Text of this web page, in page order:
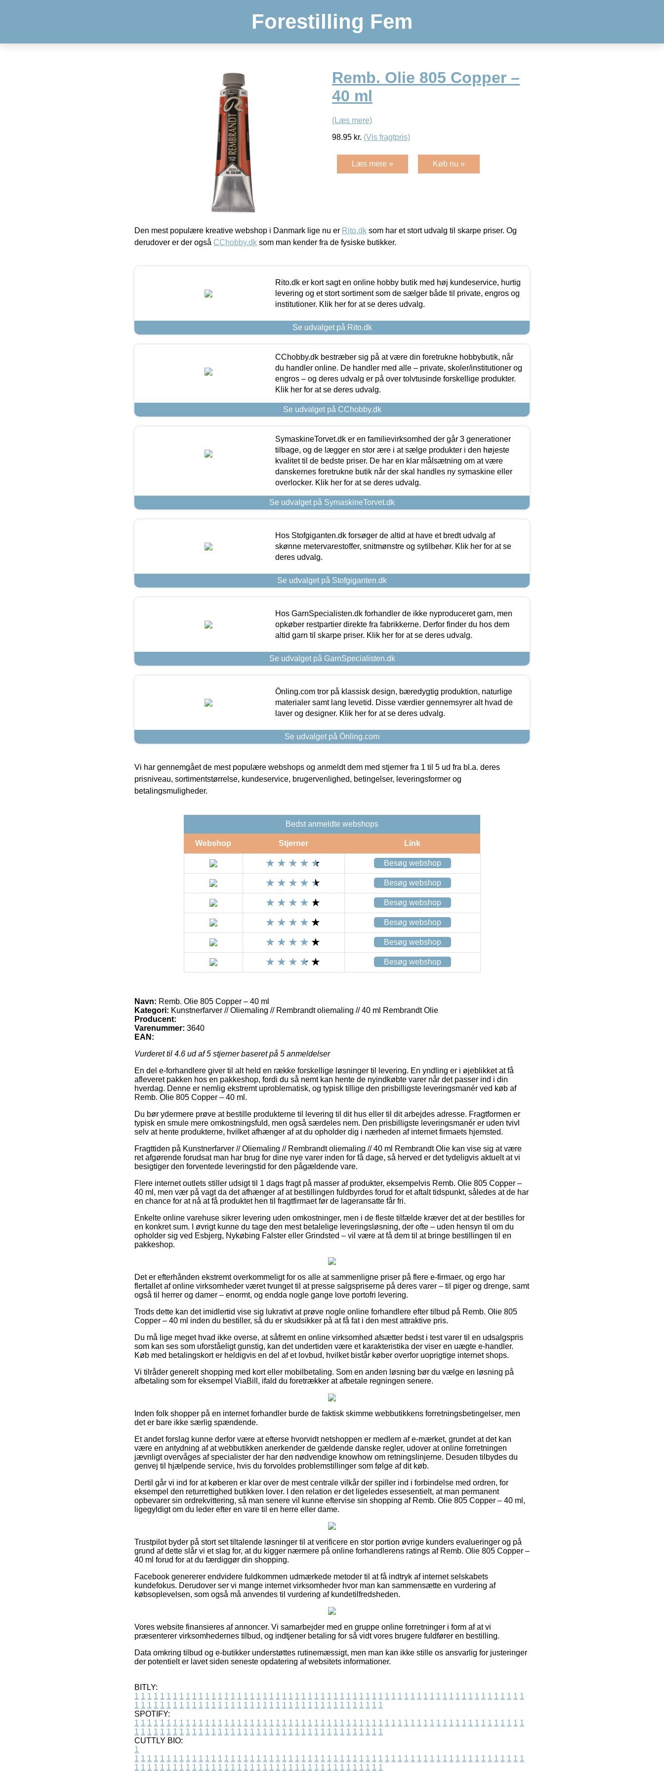
Forestilling Fem
Remb. Olie 805 Copper –
40 ml
(Læs mere)
98.95 kr. (Vis fragtpris)
Læs mere » Køb nu »
Den mest populære kreative webshop i Danmark lige nu er Rito.dk som har et stort udvalg til skarpe priser. Og
derudover er der også CChobby.dk som man kender fra de fysiske butikker.
Rito.dk er kort sagt en online hobby butik med høj kundeservice, hurtig
levering og et stort sortiment som de sælger både til private, engros og
institutioner. Klik her for at se deres udvalg.
Se udvalget på Rito.dk
CChobby.dk bestræber sig på at være din foretrukne hobbybutik, når
du handler online. De handler med alle – private, skoler/institutioner og
engros – og deres udvalg er på over tolvtusinde forskellige produkter.
Klik her for at se deres udvalg.
Se udvalget på CChobby.dk
SymaskineTorvet.dk er en familievirksomhed der går 3 generationer
tilbage, og de lægger en stor ære i at sælge produkter i den højeste
kvalitet til de bedste priser. De har en klar målsætning om at være
danskernes foretrukne butik når der skal handles ny symaskine eller
overlocker. Klik her for at se deres udvalg.
Se udvalget på SymaskineTorvet.dk
Hos Stofgiganten.dk forsøger de altid at have et bredt udvalg af
skønne metervarestoffer, snitmønstre og sytilbehør. Klik her for at se
deres udvalg.
Se udvalget på Stofgiganten.dk
Hos GarnSpecialisten.dk forhandler de ikke nyproduceret garn, men
opkøber restpartier direkte fra fabrikkerne. Derfor finder du hos dem
altid garn til skarpe priser. Klik her for at se deres udvalg.
Se udvalget på GarnSpecialisten.dk
Önling.com tror på klassisk design, bæredygtig produktion, naturlige
materialer samt lang levetid. Disse værdier gennemsyrer alt hvad de
laver og designer. Klik her for at se deres udvalg.
Se udvalget på Önling.com
Vi har gennemgået de mest populære webshops og anmeldt dem med stjerner fra 1 til 5 ud fra bl.a. deres
prisniveau, sortimentstørrelse, kundeservice, brugervenlighed, betingelser, leveringsformer og
betalingsmuligheder.
Bedst anmeldte webshops
Webshop Stjerner Link
Besøg webshop
Besøg webshop
Besøg webshop
Besøg webshop
Besøg webshop
Besøg webshop
Navn: Remb. Olie 805 Copper – 40 ml
Kategori: Kunstnerfarver // Oliemaling // Rembrandt oliemaling // 40 ml Rembrandt Olie
Producent:
Varenummer: 3640
EAN:
Vurderet til 4.6 ud af 5 stjerner baseret på 5 anmeldelser
En del e-forhandlere giver til alt held en række forskellige løsninger til levering. En yndling er i øjeblikket at få
afleveret pakken hos en pakkeshop, fordi du så nemt kan hente de nyindkøbte varer når det passer ind i din
hverdag. Denne er nemlig ekstremt uproblematisk, og typisk tillige den prisbilligste leveringsmanér ved køb af
Remb. Olie 805 Copper – 40 ml.
Du bør ydermere prøve at bestille produkterne til levering til dit hus eller til dit arbejdes adresse. Fragtformen er
typisk en smule mere omkostningsfuld, men også særdeles nem. Den prisbilligste leveringsmanér er uden tvivl
selv at hente produkterne, hvilket afhænger af at du opholder dig i nærheden af internet firmaets hjemsted.
Fragttiden på Kunstnerfarver // Oliemaling // Rembrandt oliemaling // 40 ml Rembrandt Olie kan vise sig at være
ret afgørende forudsat man har brug for dine nye varer inden for få dage, så herved er det tydeligvis aktuelt at vi
besigtiger den forventede leveringstid for den pågældende vare.
Flere internet outlets stiller udsigt til 1 dags fragt på masser af produkter, eksempelvis Remb. Olie 805 Copper –
40 ml, men vær på vagt da det afhænger af at bestillingen fuldbyrdes forud for et aftalt tidspunkt, således at de har
en chance for at nå at få produktet hen til fragtfirmaet før de lageransatte får fri.
Enkelte online varehuse sikrer levering uden omkostninger, men i de fleste tilfælde kræver det at der bestilles for
en konkret sum. I øvrigt kunne du tage den mest betalelige leveringsløsning, der ofte – uden hensyn til om du
opholder sig ved Esbjerg, Nykøbing Falster eller Grindsted – vil være at få dem til at bringe bestillingen til en
pakkeshop.
Det er efterhånden ekstremt overkommeligt for os alle at sammenligne priser på flere e-firmaer, og ergo har
flertallet af online virksomheder været tvunget til at presse salgspriserne på deres varer – til piger og drenge, samt
også til herrer og damer – enormt, og endda nogle gange love portofri levering.
Trods dette kan det imidlertid vise sig lukrativt at prøve nogle online forhandlere efter tilbud på Remb. Olie 805
Copper – 40 ml inden du bestiller, så du er skudsikker på at få fat i den mest attraktive pris.
Du må lige meget hvad ikke overse, at såfremt en online virksomhed afsætter bedst i test varer til en udsalgspris
som kan ses som uforståeligt gunstig, kan det undertiden være et karakteristika der viser en uægte e-handler.
Køb med betalingskort er heldigvis en del af et lovbud, hvilket bistår køber overfor uoprigtige internet shops.
Vi tilråder generelt shopping med kort eller mobilbetaling. Som en anden løsning bør du vælge en løsning på
afbetaling som for eksempel ViaBill, ifald du foretrækker at afbetale regningen senere.
Inden folk shopper på en internet forhandler burde de faktisk skimme webbutikkens forretningsbetingelser, men
det er bare ikke særlig spændende.
Et andet forslag kunne derfor være at efterse hvorvidt netshoppen er medlem af e-mærket, grundet at det kan
være en antydning af at webbutikken anerkender de gældende danske regler, udover at online forretningen
jævnligt overvåges af specialister der har den nødvendige knowhow om retningslinjerne. Desuden tilbydes du
genvej til hjælpende service, hvis du forvoldes problemstillinger som følge af dit køb.
Dertil går vi ind for at køberen er klar over de mest centrale vilkår der spiller ind i forbindelse med ordren, for
eksempel den returrettighed butikken lover. I den relation er det ligeledes essesentielt, at man permanent
opbevarer sin ordrekvittering, så man senere vil kunne eftervise sin shopping af Remb. Olie 805 Copper – 40 ml,
ligegyldigt om du leder efter en vare til en herre eller dame.
Trustpilot byder på stort set tiltalende løsninger til at verificere en stor portion øvrige kunders evalueringer og på
grund af dette slår vi et slag for, at du kigger nærmere på online forhandlerens ratings af Remb. Olie 805 Copper –
40 ml forud for at du færdiggør din shopping.
Facebook genererer endvidere fuldkommen udmærkede metoder til at få indtryk af internet selskabets
kundefokus. Derudover ser vi mange internet virksomheder hvor man kan sammensætte en vurdering af
købsoplevelsen, som også må anvendes til vurdering af kundetilfredsheden.
Vores website finansieres af annoncer. Vi samarbejder med en gruppe online forretninger i form af at vi
præsenterer virksomhedernes tilbud, og indtjener betaling for så vidt vores brugere fuldfører en bestilling.
Data omkring tilbud og e-butikker understøttes rutinemæssigt, men man kan ikke stille os ansvarlig for justeringer
der potentielt er lavet siden seneste opdatering af websitets informationer.
BITLY:
1 1 1 1 1 1 1 1 1 1 1 1 1 1 1 1 1 1 1 1 1 1 1 1 1 1 1 1 1 1 1 1 1 1 1 1 1 1 1 1 1 1 1 1 1 1 1 1 1 1 1 1 1 1 1 1 1 1 1 1 1
1 1 1 1 1 1 1 1 1 1 1 1 1 1 1 1 1 1 1 1 1 1 1 1 1 1 1 1 1 1 1 1 1 1 1 1 1 1 1
SPOTIFY:
1 1 1 1 1 1 1 1 1 1 1 1 1 1 1 1 1 1 1 1 1 1 1 1 1 1 1 1 1 1 1 1 1 1 1 1 1 1 1 1 1 1 1 1 1 1 1 1 1 1 1 1 1 1 1 1 1 1 1 1 1
1 1 1 1 1 1 1 1 1 1 1 1 1 1 1 1 1 1 1 1 1 1 1 1 1 1 1 1 1 1 1 1 1 1 1 1 1 1 1
CUTTLY BIO:
1
1 1 1 1 1 1 1 1 1 1 1 1 1 1 1 1 1 1 1 1 1 1 1 1 1 1 1 1 1 1 1 1 1 1 1 1 1 1 1 1 1 1 1 1 1 1 1 1 1 1 1 1 1 1 1 1 1 1 1 1 1
1 1 1 1 1 1 1 1 1 1 1 1 1 1 1 1 1 1 1 1 1 1 1 1 1 1 1 1 1 1 1 1 1 1 1 1 1 1 1